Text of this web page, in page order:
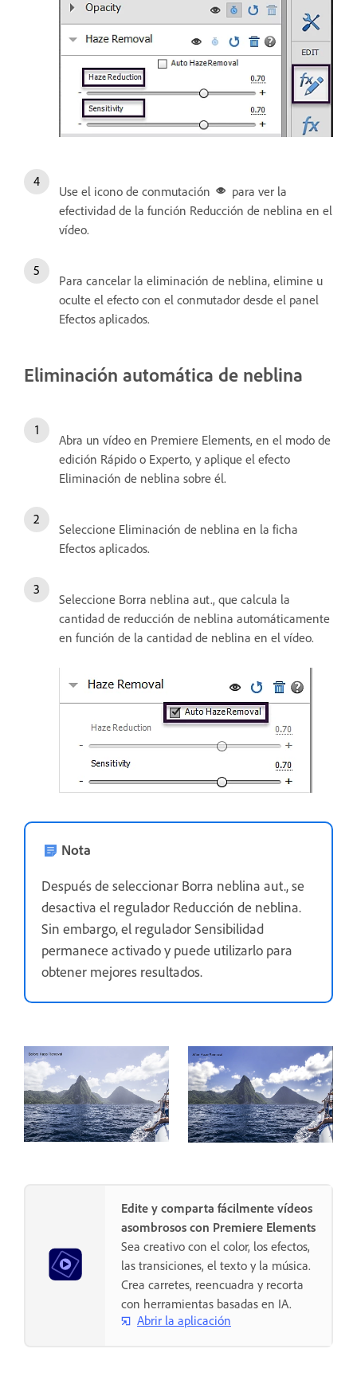
Use el icono de conmutación
para ver la
efectividad de la función Reducción de neblina en el
vídeo.
Para cancelar la eliminación de neblina, elimine u
oculte el efecto con el conmutador desde el panel
Efectos aplicados.
Eliminación automática de neblina
Abra un vídeo en Premiere Elements, en el modo de
edición Rápido o Experto, y aplique el efecto
Eliminación de neblina sobre él.
Seleccione Eliminación de neblina en la ficha
Efectos aplicados.
Seleccione Borra neblina aut., que calcula la
cantidad de reducción de neblina automáticamente
en función de la cantidad de neblina en el vídeo.
Nota
Después de seleccionar Borra neblina aut., se
desactiva el regulador Reducción de neblina.
Sin embargo, el regulador Sensibilidad
permanece activado y puede utilizarlo para
obtener mejores resultados.
Edite y comparta fácilmente vídeos
asombrosos con Premiere Elements
Sea creativo con el color, los efectos,
las transiciones, el texto y la música.
Crea carretes, reencuadra y recorta
con herramientas basadas en IA.
Abrir la aplicación